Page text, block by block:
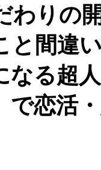
わりの
と間違
なる超
で恋